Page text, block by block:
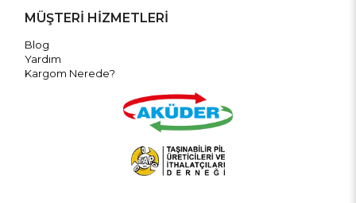
MÜŞTERİ HİZMETLERİ
Blog
Yardım
Kargom Nerede?